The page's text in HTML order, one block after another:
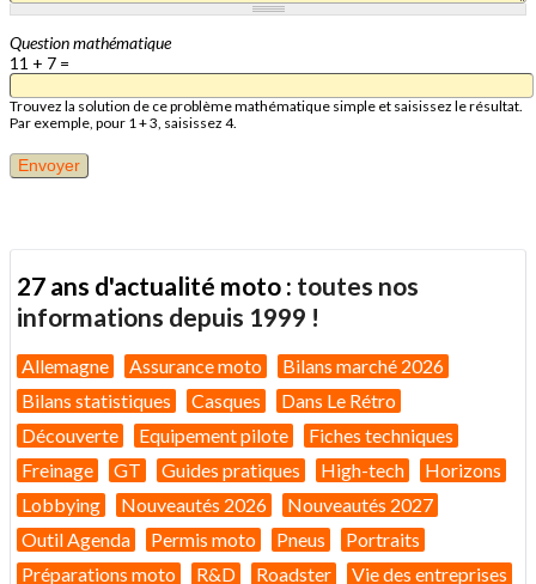
Question mathématique
11 + 7 =
Trouvez la solution de ce problème mathématique simple et saisissez le résultat.
Par exemple, pour 1 + 3, saisissez 4.
27 ans d'actualité moto : toutes nos
informations depuis 1999 !
Allemagne Assurance moto
Bilans marché 2026
Bilans statistiques
Casques
Dans Le Rétro
Découverte
Equipement pilote
Fiches techniques
Freinage
GT Guides pratiques High-tech
Horizons
Lobbying
Nouveautés 2026
Nouveautés 2027
Outil Agenda
Permis moto Pneus
Portraits
Préparations moto
R&D Roadster Vie des entreprises